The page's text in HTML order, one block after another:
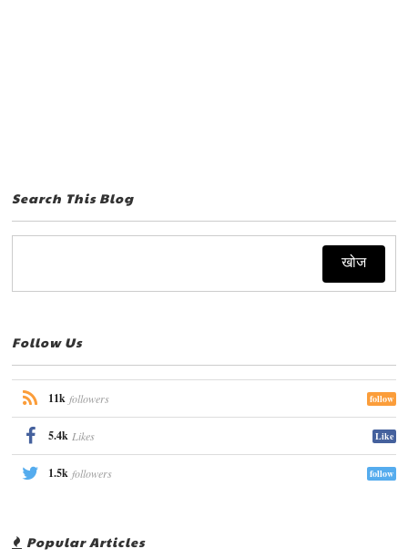
Search This Blog
Follow Us
11k followers follow
5.4k Likes Like
1.5k followers follow
Popular Articles